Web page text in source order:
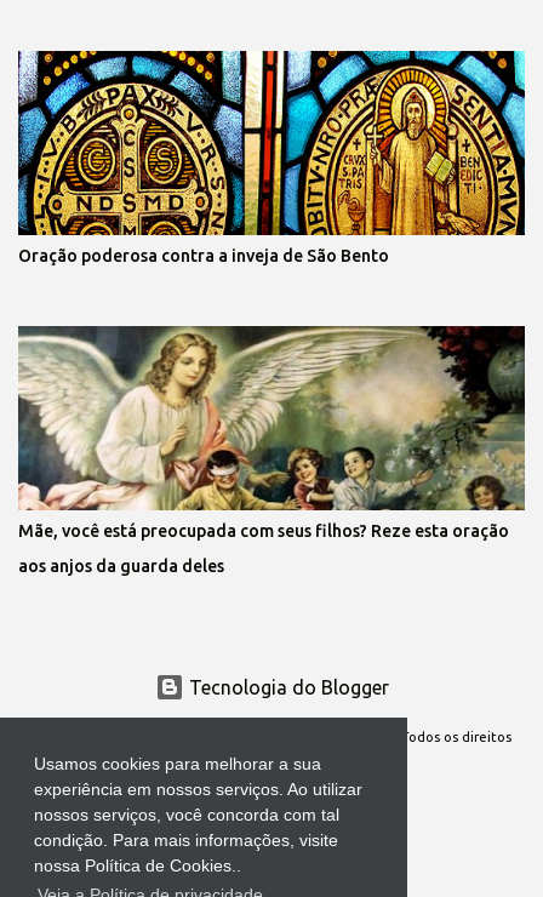
Usamos cookies para melhorar a sua
experiência em nossos serviços. Ao utilizar
nossos serviços, você concorda com tal
condição. Para mais informações, visite
nossa Política de Cookies..
Oração poderosa contra a inveja de São Bento
Mãe, você está preocupada com seus filhos? Reze esta oração
aos anjos da guarda deles
Tecnologia do Blogger
Site Oficial da Comunidade Nossa Senhora cuida de mim. Todos os direitos
reservados